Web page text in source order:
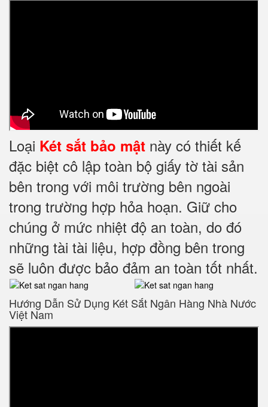
Loại Két sắt bảo mật này có thiết kế
đặc biệt cô lập toàn bộ giấy tờ tài sản
bên trong với môi trường bên ngoài
trong trường hợp hỏa hoạn. Giữ cho
chúng ở mức nhiệt độ an toàn, do đó
những tài tài liệu, hợp đồng bên trong
sẽ luôn được bảo đảm an toàn tốt nhất.
Hướng Dẫn Sử Dụng Két Sắt Ngân Hàng Nhà Nước
Việt Nam